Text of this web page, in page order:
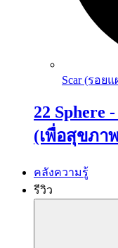
Scar (รอย
22 Sphere
(เพื่อสุขภา
คลังความรู้
รีวิว